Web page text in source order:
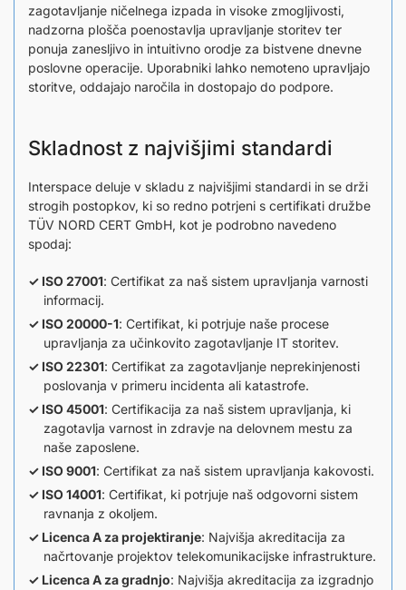
zagotavljanje ničelnega izpada in visoke zmogljivosti,
nadzorna plošča poenostavlja upravljanje storitev ter
ponuja zanesljivo in intuitivno orodje za bistvene dnevne
poslovne operacije. Uporabniki lahko nemoteno upravljajo
storitve, oddajajo naročila in dostopajo do podpore.
Skladnost z najvišjimi standardi
Interspace deluje v skladu z najvišjimi standardi in se drži
strogih postopkov, ki so redno potrjeni s certifikati družbe
TÜV NORD CERT GmbH, kot je podrobno navedeno
spodaj:
ISO 27001: Certifikat za naš sistem upravljanja varnosti
informacij.
ISO 20000-1: Certifikat, ki potrjuje naše procese
upravljanja za učinkovito zagotavljanje IT storitev.
ISO 22301: Certifikat za zagotavljanje neprekinjenosti
poslovanja v primeru incidenta ali katastrofe.
ISO 45001: Certifikacija za naš sistem upravljanja, ki
zagotavlja varnost in zdravje na delovnem mestu za
naše zaposlene.
ISO 9001: Certifikat za naš sistem upravljanja kakovosti.
ISO 14001: Certifikat, ki potrjuje naš odgovorni sistem
ravnanja z okoljem.
Licenca A za projektiranje: Najvišja akreditacija za
načrtovanje projektov telekomunikacijske infrastrukture.
Licenca A za gradnjo: Najvišja akreditacija za izgradnjo